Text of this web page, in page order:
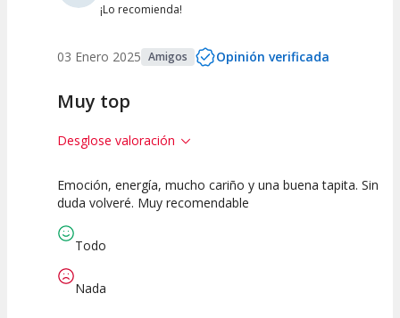
¡Lo recomienda!
03 Enero 2025 Amigos Opinión verificada
Muy top
Desglose valoración
10
Espectáculo
7.5 10
Emoción, energía, mucho cariño y una buena tapita. Sin
duda volveré. Muy recomendable
Todo
Nada